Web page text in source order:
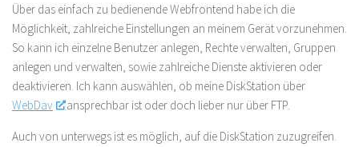
Über das einfach zu bedienende Webfrontend habe ich die
Möglichkeit, zahlreiche Einstellungen an meinem Gerät vorzunehmen.
So kann ich einzelne Benutzer anlegen, Rechte verwalten, Gruppen
anlegen und verwalten, sowie zahlreiche Dienste aktivieren oder
deaktivieren. Ich kann auswählen, ob meine DiskStation über
WebDav
ansprechbar ist oder doch lieber nur über FTP.
Auch von unterwegs ist es möglich, auf die DiskStation zuzugreifen.